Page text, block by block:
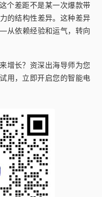
个差距不是某一次爆款带
的结构性差异。这种差异
从依赖经验和运气，转向
增长？资深出海导师为您
用，立即开启您的智能电